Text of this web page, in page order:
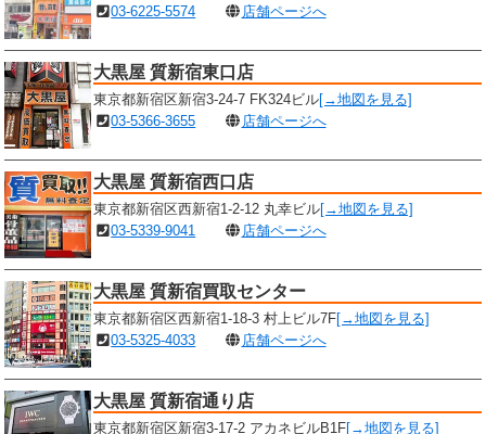
03-6225-5574
店舗ページへ
大黒屋 質新宿東口店
東京都新宿区新宿3-24-7 FK324ビル[→地図を見る]
03-5366-3655
店舗ページへ
大黒屋 質新宿西口店
東京都新宿区西新宿1-2-12 丸幸ビル[→地図を見る]
03-5339-9041
店舗ページへ
大黒屋 質新宿買取センター
東京都新宿区西新宿1-18-3 村上ビル7F[→地図を見る]
03-5325-4033
店舗ページへ
大黒屋 質新宿通り店
東京都新宿区新宿3-17-2 アカネビルB1F[→地図を見る]